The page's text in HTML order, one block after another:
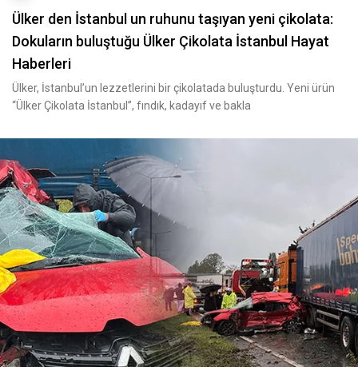
Ülker den İstanbul un ruhunu taşıyan yeni çikolata:
Dokuların buluştuğu Ülker Çikolata İstanbul Hayat
Haberleri
Ülker, İstanbul’un lezzetlerini bir çikolatada buluşturdu. Yeni ürün
“Ülker Çikolata İstanbul”, fındık, kadayıf ve bakla